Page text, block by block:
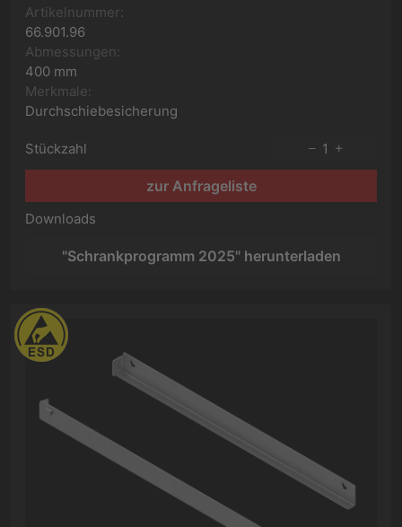
Artikelnummer:
66.901.96
Abmessungen:
400 mm
Merkmale:
Durchschiebesicherung
Stückzahl 1
zur Anfrageliste
Downloads
"Schrankprogramm 2025" herunterladen